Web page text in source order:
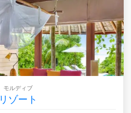
モルディブ
リゾート